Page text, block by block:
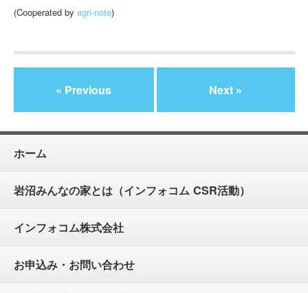
(Cooperated by agri-note)
« Previous Next »
ホーム
岩沼みんなの家とは（インフォコム CSR活動）
インフォコム株式会社
お申込み・お問い合わせ